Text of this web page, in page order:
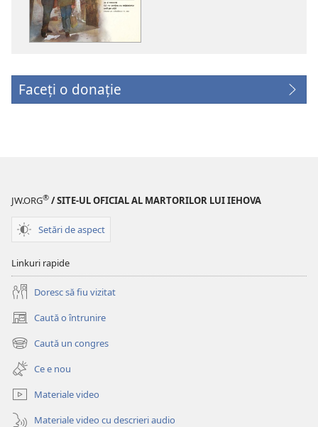
VEGHEDE
Faceți o donație
JW.ORG® / SITE-UL OFICIAL AL MARTORILOR LUI IEHOVA
Setări de aspect
Linkuri rapide
Doresc să fiu vizitat
Caută o întrunire
(se
deschide
o
fereastră
nouă)
Caută un congres
(se
deschide
o
fereastră
nouă)
Ce e nou
Materiale video
Materiale video cu descrieri audio